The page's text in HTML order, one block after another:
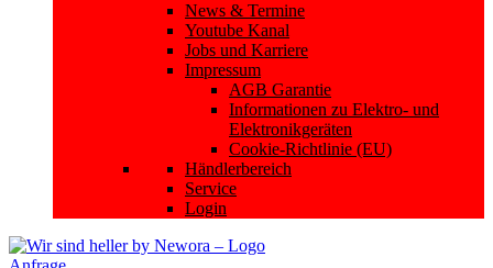
News & Termine
Youtube Kanal
Jobs und Karriere
Impressum
AGB Garantie
Informationen zu Elektro- und
Elektronikgeräten
Cookie-Richtlinie (EU)
Händlerbereich
Service
Login